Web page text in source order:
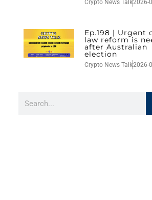
Crypto News Talk2026-
Ep.198 | Urgent
law reform is
after Australian
election
Crypto News Talk2026-